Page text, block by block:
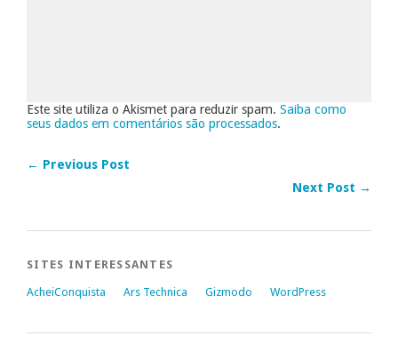
Este site utiliza o Akismet para reduzir spam. Saiba como
seus dados em comentários são processados.
← Previous Post
Next Post →
SITES INTERESSANTES
AcheiConquista Ars Technica Gizmodo WordPress